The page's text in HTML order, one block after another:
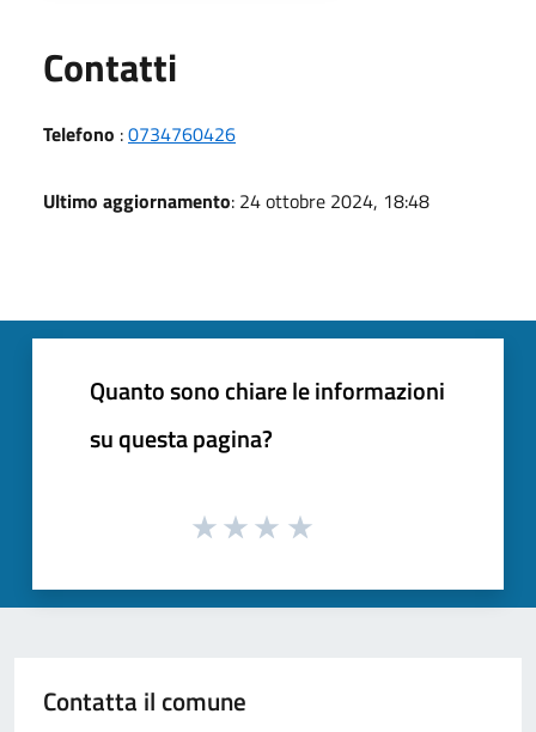
Contatti
Telefono :0734760426
Ultimo aggiornamento: 24 ottobre 2024, 18:48
Quanto sono chiare le informazioni
su questa pagina?
Contatta il comune